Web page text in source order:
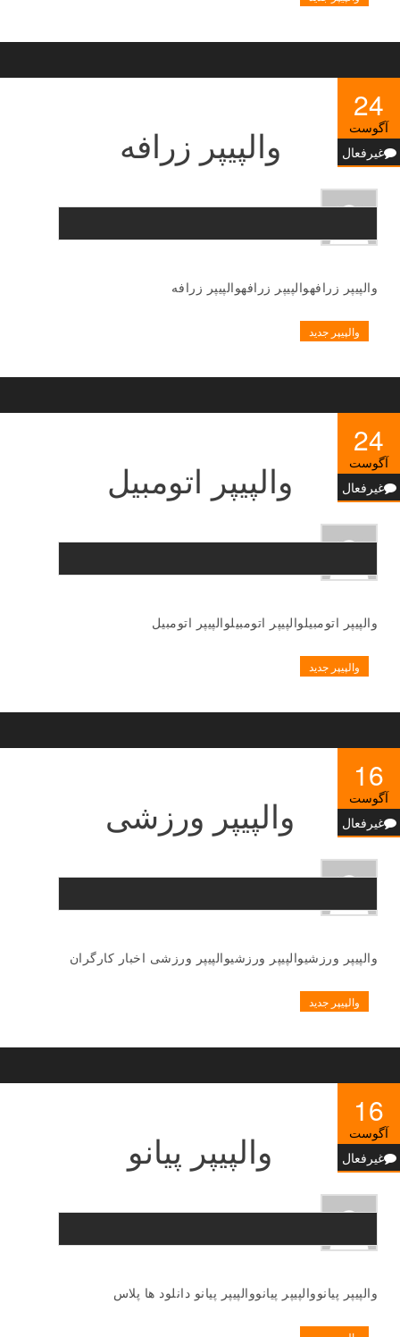
24
آگوست
غیرفعال
والپیپر زرافه
والپیپر زرافهوالپیپر زرافهوالپیپر زرافه
والپیپر جدید
24
آگوست
غیرفعال
والپیپر اتومبیل
والپیپر اتومبیلوالپیپر اتومبیلوالپیپر اتومبیل
والپیپر جدید
16
آگوست
غیرفعال
والپیپر ورزشی
والپیپر ورزشیوالپیپر ورزشیوالپیپر ورزشی اخبار کارگران
والپیپر جدید
16
آگوست
غیرفعال
والپیپر پیانو
والپیپر پیانووالپیپر پیانووالپیپر پیانو دانلود ها پلاس